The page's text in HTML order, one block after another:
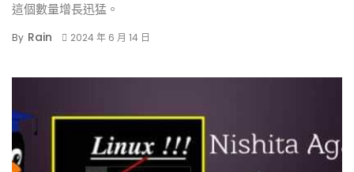
這個數量增長迅猛。
By Rain 2024 年 6 月 14 日